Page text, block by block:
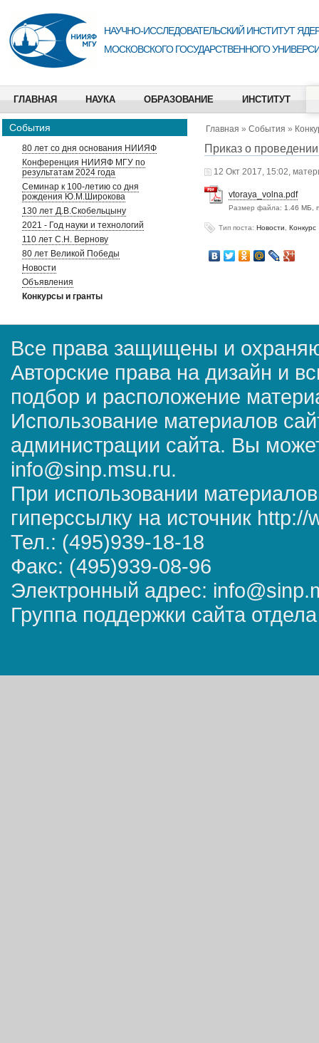
НАУЧНО-ИССЛЕДОВАТЕЛЬСКИЙ ИНСТИТУТ
МОСКОВСКОГО ГОСУДАРСТВЕННОГО
ГЛАВНАЯ НАУКА ОБРАЗОВАНИЕ ИНСТИТУТ
События
80 лет со дня основания НИИЯФ
Конференция НИИЯФ МГУ по
результатам 2024 года
Семинар к 100-летию со дня
рождения Ю.М.Широкова
130 лет Д.В.Скобельцыну
2021 - Год науки и технологий
110 лет С.Н. Вернову
80 лет Великой Победы
Новости
Объявления
Конкурсы и гранты
Главная » События »
Приказ о
12 Окт 2017, 15:02,
vtoraya_volna.pdf
Размер файла: 1.46 МБ,
Тип поста: Новости Конкурс
Все права защищены и
Авторские права на дизайн и
подбор и расположение
Использование материалов
администрации сайта. Вы
info@sinp.msu.ru.
При использовании
гиперссылку на источник
Тел.: (495)939-18-18
Факс: (495)939-08-96
Электронный адрес:
Группа поддержки сайта